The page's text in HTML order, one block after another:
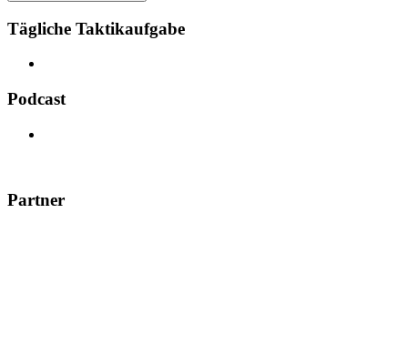
Tägliche Taktikaufgabe
Podcast
Partner